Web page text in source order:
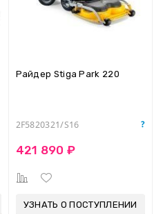
Райдер Stiga Park 220
2F5820321/S16
421 890 ₽
УЗНАТЬ О ПОСТУПЛЕНИИ